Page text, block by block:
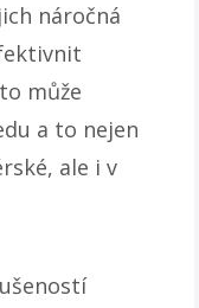
náročná
může
a to nejen
ale i v